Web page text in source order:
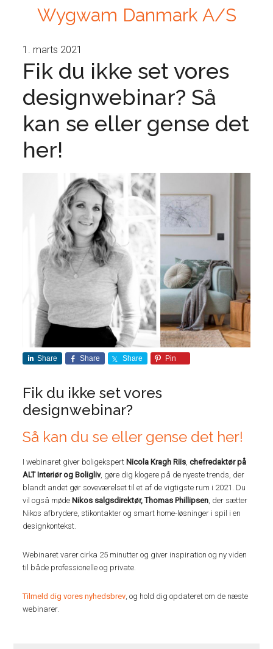
Wygwam Danmark A/S
1. marts 2021
Fik du ikke set vores
designwebinar? Så
kan se eller gense det
her!
Share Share Share Pin
Fik du ikke set vores
designwebinar?
Så kan du se eller gense det her!
I webinaret giver boligekspertNicola Kragh Riis ,chefredaktør på
ALT Interiør og Boligliv, gøre dig klogere på de nyeste trends, der
blandt andet gør soveværelset til et af de vigtigste rum i 2021. Du
vil også mødeNikos salgsdirektør, Thomas Phillipsen , der sætter
Nikos afbrydere, stikontakter og smart home-løsninger i spil i en
designkontekst.
Webinaret varer cirka 25 minutter og giver inspiration og ny viden
til både professionelle og private.
Tilmeld dig vores nyhedsbrev , og hold dig opdateret om de næste
webinarer.